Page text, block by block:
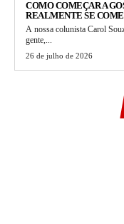
COMO COMEÇAR A
REALMENTE SE
A nossa colunista Carol
gente,...
26 de julho de 2026